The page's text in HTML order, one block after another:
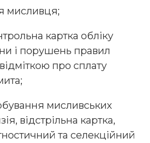
мисливця;
картка обліку
і порушень правил
про сплату
мисливських
відстрільна картка,
та селекційний